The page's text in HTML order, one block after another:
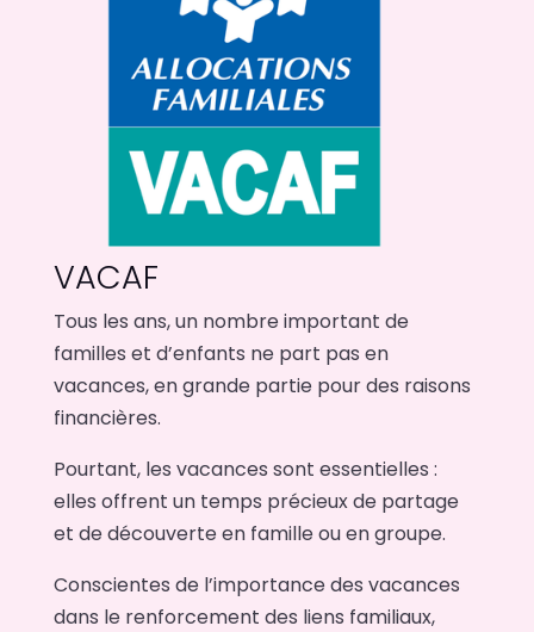
VACAF
Tous les ans, un nombre important de
familles et d’enfants ne part pas en
vacances, en grande partie pour des raisons
financières.
Pourtant, les vacances sont essentielles :
elles offrent un temps précieux de partage
et de découverte en famille ou en groupe.
Conscientes de l’importance des vacances
dans le renforcement des liens familiaux,